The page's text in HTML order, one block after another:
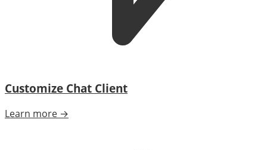
Customize Chat Client
Learn more →